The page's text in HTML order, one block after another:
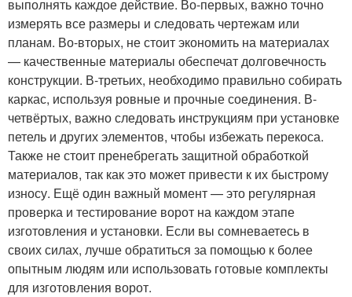
выполнять каждое действие. Во-первых, важно точно
измерять все размеры и следовать чертежам или
планам. Во-вторых, не стоит экономить на материалах
— качественные материалы обеспечат долговечность
конструкции. В-третьих, необходимо правильно собирать
каркас, используя ровные и прочные соединения. В-
четвёртых, важно следовать инструкциям при установке
петель и других элементов, чтобы избежать перекоса.
Также не стоит пренебрегать защитной обработкой
материалов, так как это может привести к их быстрому
износу. Ещё один важный момент — это регулярная
проверка и тестирование ворот на каждом этапе
изготовления и установки. Если вы сомневаетесь в
своих силах, лучше обратиться за помощью к более
опытным людям или использовать готовые комплекты
для изготовления ворот.